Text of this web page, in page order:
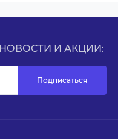
И АКЦИИ:
Подписаться